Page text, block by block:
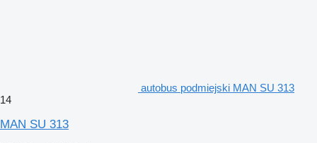
autobus podmiejski MAN SU 313
14
MAN SU 313